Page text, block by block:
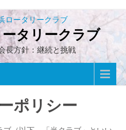
タリークラブ
長方針：継続と挑戦
ポリシー